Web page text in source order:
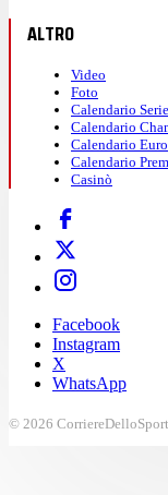
ALTRO
Video
Foto
Calendario
Calendario
Calendario
Calendario
Casinò
Facebook
Instagram
X
WhatsApp
© 2026